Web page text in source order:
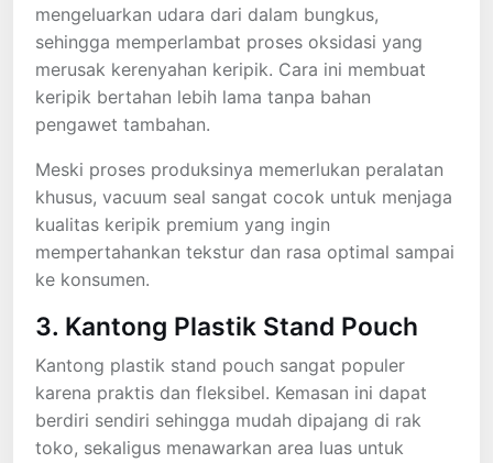
mengeluarkan udara dari dalam bungkus,
sehingga memperlambat proses oksidasi yang
merusak kerenyahan keripik. Cara ini membuat
keripik bertahan lebih lama tanpa bahan
pengawet tambahan.
Meski proses produksinya memerlukan peralatan
khusus, vacuum seal sangat cocok untuk menjaga
kualitas keripik premium yang ingin
mempertahankan tekstur dan rasa optimal sampai
ke konsumen.
3. Kantong Plastik Stand Pouch
Kantong plastik stand pouch sangat populer
karena praktis dan fleksibel. Kemasan ini dapat
berdiri sendiri sehingga mudah dipajang di rak
toko, sekaligus menawarkan area luas untuk